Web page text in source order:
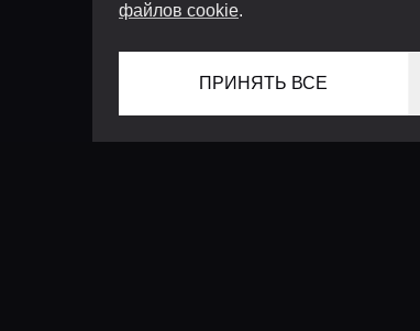
файлов cookie.
ПРИНЯТЬ ВСЕ